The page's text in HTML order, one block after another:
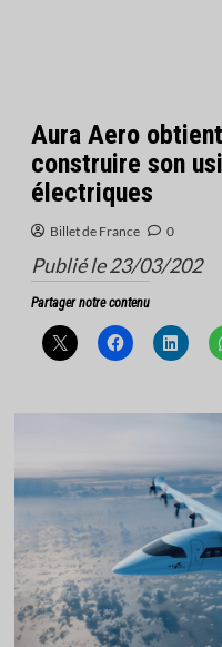
Aura Aero
construire son
électriques
Billet de France 0
Publié le 23/03/202
Partager notre contenu